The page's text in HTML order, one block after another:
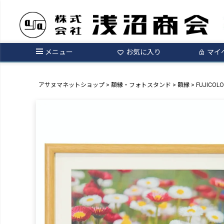
メニュー お気に入り マイ
アサヌマネットショップ 額縁・フォトスタンド 額縁